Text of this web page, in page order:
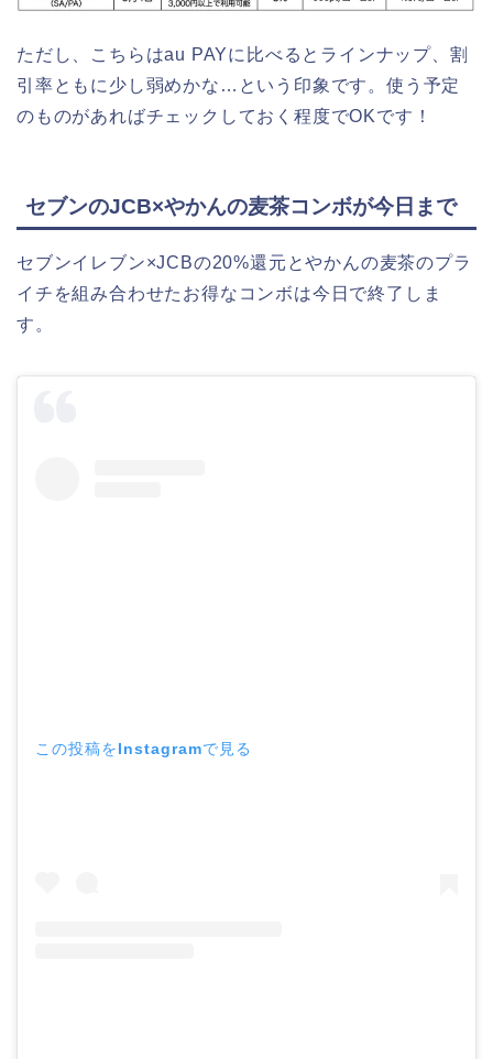
ただし、こちらはau PAYに比べるとラインナップ、割
引率ともに少し弱めかな…という印象です。使う予定
のものがあればチェックしておく程度でOKです！
セブンのJCB×やかんの麦茶コンボが今日まで
セブンイレブン×JCBの20%還元とやかんの麦茶のプラ
イチを組み合わせたお得なコンボは今日で終了しま
す。
この投稿をInstagramで見る